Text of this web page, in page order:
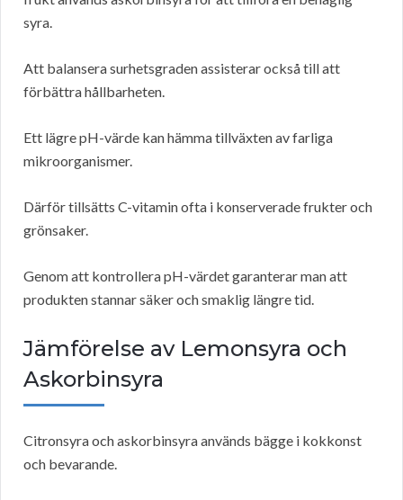
syra.
Att balansera surhetsgraden assisterar också till att
förbättra hållbarheten.
Ett lägre pH-värde kan hämma tillväxten av farliga
mikroorganismer.
Därför tillsätts C-vitamin ofta i konserverade frukter och
grönsaker.
Genom att kontrollera pH-värdet garanterar man att
produkten stannar säker och smaklig längre tid.
Jämförelse av Lemonsyra och
Askorbinsyra
Citronsyra och askorbinsyra används bägge i kokkonst
och bevarande.